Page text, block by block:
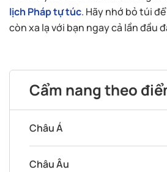
lịch Pháp tự túc. Hãy nhớ bỏ túi
còn xa lạ với bạn ngay cả lần đầu
Cẩm nang theo
Châu Á
Châu Âu